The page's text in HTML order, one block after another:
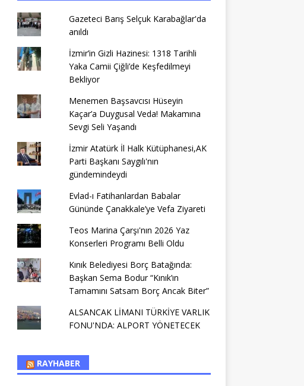
Gazeteci Barış Selçuk Karabağlar'da
anıldı
İzmir’in Gizli Hazinesi: 1318 Tarihli
Yaka Camii Çiğli’de Keşfedilmeyi
Bekliyor
Menemen Başsavcısı Hüseyin
Kaçar’a Duygusal Veda! Makamına
Sevgi Seli Yaşandı
İzmir Atatürk İl Halk Kütüphanesi,AK
Parti Başkanı Saygılı'nın
gündemindeydi
Evlad-ı Fatihanlardan Babalar
Gününde Çanakkale’ye Vefa Ziyareti
Teos Marina Çarşı'nın 2026 Yaz
Konserleri Programı Belli Oldu
Kınık Belediyesi Borç Batağında:
Başkan Sema Bodur “Kınık’ın
Tamamını Satsam Borç Ancak Biter”
ALSANCAK LİMANI TÜRKİYE VARLIK
FONU'NDA: ALPORT YÖNETECEK
RAYHABER